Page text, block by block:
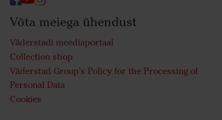
Võta meiega ühendust
Väderstadi meediaportaal
Collection shop
Väderstad Group’s Policy for the Processing of
Personal Data
Cookies